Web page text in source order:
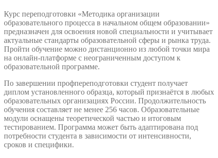
Курс переподготовки «Методика организации
образовательного процесса в начальном общем образовании»
предназначен для освоения новой специальности и учитывает
актуальные стандарты образовательной сферы и рынка труда.
Пройти обучение можно дистанционно из любой точки мира
на онлайн-платформе с неограниченным доступом к
образовательной программе.
По завершении профпереподготовки студент получает
диплом установленного образца, который признаётся в любых
образовательных организациях России. Продолжительность
обучения составляет не менее 256 часов. Образовательные
модули оснащены теоретической частью и итоговым
тестированием. Программа может быть адаптирована под
потребности студента в зависимости от интенсивности,
сроков и специфики.